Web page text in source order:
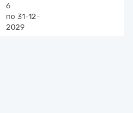
6
по 31-12-
2029